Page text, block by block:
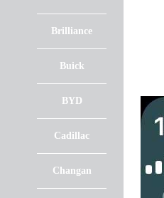
Brilliance
Buick
BYD
Cadillac
Changan